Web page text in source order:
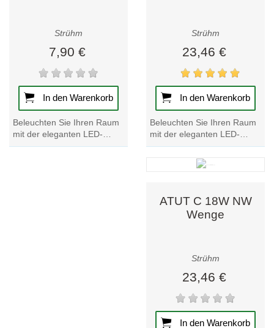
Strühm
7,90 €
In den Warenkorb
Beleuchten Sie Ihren Raum
mit der eleganten LED-
Deckenleuchte ALFI C NW
Strühm
23,46 €
In den Warenkorb
Beleuchten Sie Ihren Raum
mit der eleganten LED-
Deckenleuchte ATUT C 18W
in der Ausführung Eiche
natur. Verbessern...
ATUT C 18W NW
Wenge
Strühm
23,46 €
In den Warenkorb